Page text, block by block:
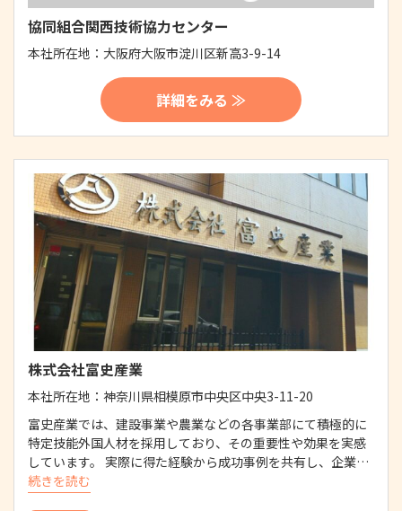
協同組合関西技術協力センター
本社所在地： 大阪府大阪市淀川区新高3-9-14
詳細をみる ≫
株式会社富史産業
本社所在地： 神奈川県相模原市中央区中央3-11-20
富史産業では、建設事業や農業などの各事業部にて積極的に
特定技能外国人材を採用しており、その重要性や効果を実感
しています。 実際に得た経験から成功事例を共有し、企業…
続きを読む